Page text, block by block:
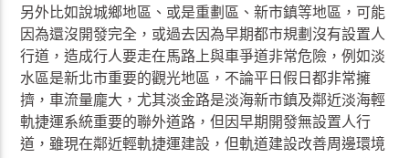
另外比如說城鄉地區、或是重劃區、新市鎮等地區，可能
因為還沒開發完全，或過去因為早期都市規劃沒有設置人
行道，造成行人要走在馬路上與車爭道非常危險，例如淡
水區是新北市重要的觀光地區，不論平日假日都非常擁
擠，車流量龐大，尤其淡金路是淡海新市鎮及鄰近淡海輕
軌捷運系統重要的聯外道路，但因早期開發無設置人行
道，雖現在鄰近輕軌捷運建設，但軌道建設改善周邊環境